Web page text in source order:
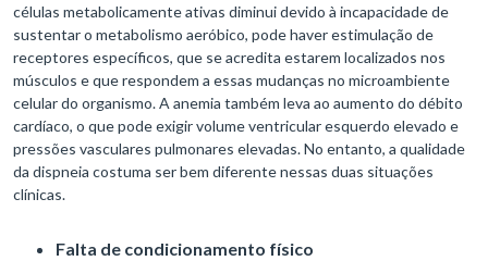
células metabolicamente ativas diminui devido à incapacidade de
sustentar o metabolismo aeróbico, pode haver estimulação de
receptores específicos, que se acredita estarem localizados nos
músculos e que respondem a essas mudanças no microambiente
celular do organismo. A anemia também leva ao aumento do débito
cardíaco, o que pode exigir volume ventricular esquerdo elevado e
pressões vasculares pulmonares elevadas. No entanto, a qualidade
da dispneia costuma ser bem diferente nessas duas situações
clínicas.
Falta de condicionamento físico